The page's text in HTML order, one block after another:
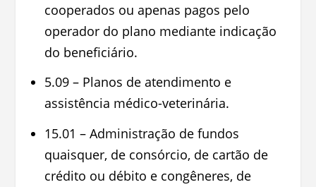
cooperados ou apenas pagos pelo
operador do plano mediante indicação
do beneficiário.
5.09 – Planos de atendimento e
assistência médico-veterinária.
15.01 – Administração de fundos
quaisquer, de consórcio, de cartão de
crédito ou débito e congêneres, de